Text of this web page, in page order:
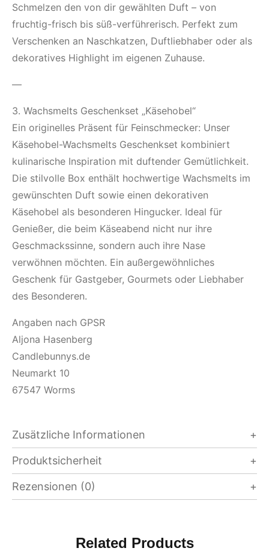
Schmelzen den von dir gewählten Duft – von
fruchtig-frisch bis süß-verführerisch. Perfekt zum
Verschenken an Naschkatzen, Duftliebhaber oder als
dekoratives Highlight im eigenen Zuhause.
—
3. Wachsmelts Geschenkset „Käsehobel“
Ein originelles Präsent für Feinschmecker: Unser
Käsehobel-Wachsmelts Geschenkset kombiniert
kulinarische Inspiration mit duftender Gemütlichkeit.
Die stilvolle Box enthält hochwertige Wachsmelts im
gewünschten Duft sowie einen dekorativen
Käsehobel als besonderen Hingucker. Ideal für
Genießer, die beim Käseabend nicht nur ihre
Geschmackssinne, sondern auch ihre Nase
verwöhnen möchten. Ein außergewöhnliches
Geschenk für Gastgeber, Gourmets oder Liebhaber
des Besonderen.
Angaben nach GPSR
Aljona Hasenberg
Candlebunnys.de
Neumarkt 10
67547 Worms
Zusätzliche Informationen
Produktsicherheit
Rezensionen (0)
Related Products